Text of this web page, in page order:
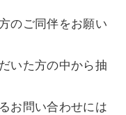
のご同伴をお願い
いた方の中から抽
お問い合わせには